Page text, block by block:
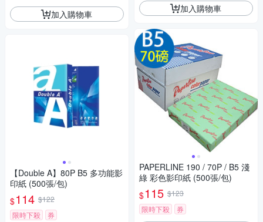
加入購物車
【Double A】80P B5 多功能影
印紙 (500張/包)
$114 $122
限時下殺
券
加入購物車
PAPERLINE 190 / 70P / B5 淺
綠 彩色影印紙 (500張/包)
$115 $123
限時下殺
券